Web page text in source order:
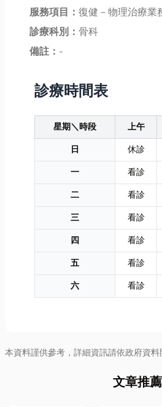
服務項目： 復健－物理治療業
診療科別： 骨科
備註： -
診療時間表
星期＼時段 上午
日
休診
一
看診
二
看診
三
看診
四
看診
五
看診
六
看診
本資料謹供參考，詳細資訊請依政府資料
文章推薦